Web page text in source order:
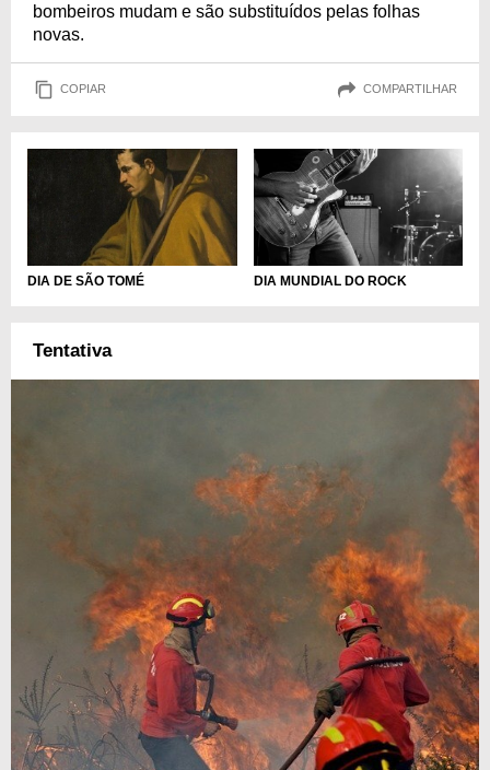
bombeiros mudam e são substituídos pelas folhas
novas.
COPIAR COMPARTILHAR
DIA DE SÃO TOMÉ DIA MUNDIAL DO ROCK
Tentativa